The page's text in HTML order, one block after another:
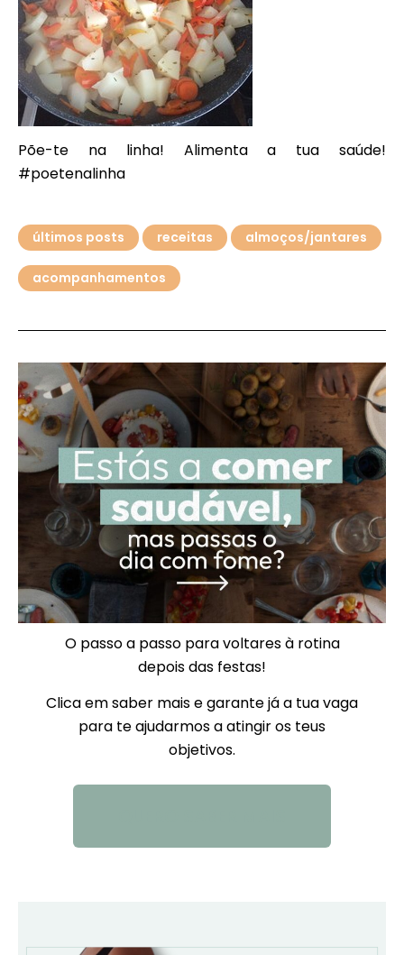
Põe-te na linha! Alimenta a tua saúde!
#poetenalinha
últimos posts receitas almoços/jantares
acompanhamentos
O passo a passo para voltares à rotina
depois das festas!
Clica em saber mais e garante já a tua vaga
para te ajudarmos a atingir os teus
objetivos.